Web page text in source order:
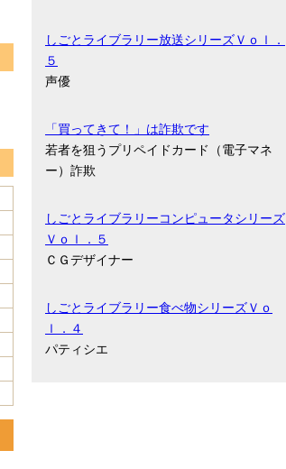
しごとライブラリー放送シリーズＶｏｌ．
５
声優
「買ってきて！」は詐欺です
若者を狙うプリペイドカード（電子マネ
ー）詐欺
しごとライブラリーコンピュータシリーズ
Ｖｏｌ．５
ＣＧデザイナー
しごとライブラリー食べ物シリーズＶｏ
ｌ．４
パティシエ